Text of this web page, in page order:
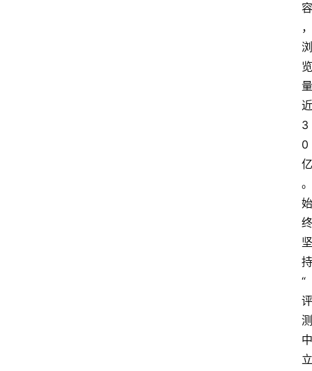
容
，
浏
览
量
近
3
0
亿
。
始
终
坚
持
“
评
测
中
立